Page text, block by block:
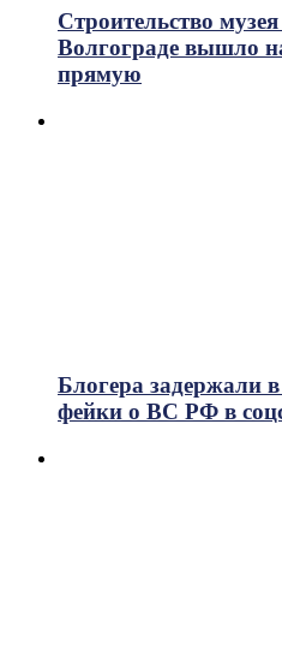
Строительство
Волгограде вышло
прямую
Блогера задержали
фейки о ВС РФ в